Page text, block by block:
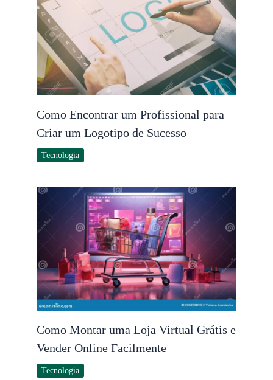
Como Encontrar um Profissional para
Criar um Logotipo de Sucesso
Tecnologia
Como Montar uma Loja Virtual Grátis e
Vender Online Facilmente
Tecnologia